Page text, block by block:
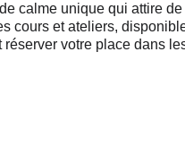
calme unique qui attire de
cours et ateliers,
réserver votre place dans